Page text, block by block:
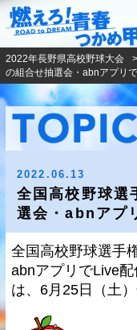
2022年長野県高校野球大会
の組合せ抽選会・abnアプリ
2022.06.13
全国高校野球選
選会・abnアプ
全国高校野球選手
abnアプリでLive
は、6月25日（土